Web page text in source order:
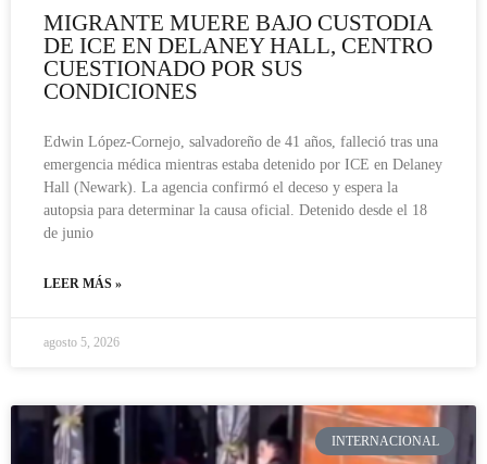
MIGRANTE MUERE BAJO CUSTODIA
DE ICE EN DELANEY HALL, CENTRO
CUESTIONADO POR SUS
CONDICIONES
Edwin López-Cornejo, salvadoreño de 41 años, falleció tras una
emergencia médica mientras estaba detenido por ICE en Delaney
Hall (Newark). La agencia confirmó el deceso y espera la
autopsia para determinar la causa oficial. Detenido desde el 18
de junio
LEER MÁS »
agosto 5, 2026
INTERNACIONAL